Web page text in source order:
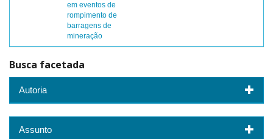
em eventos de
rompimento de
barragens de
mineração
Busca facetada
Autoria
Assunto